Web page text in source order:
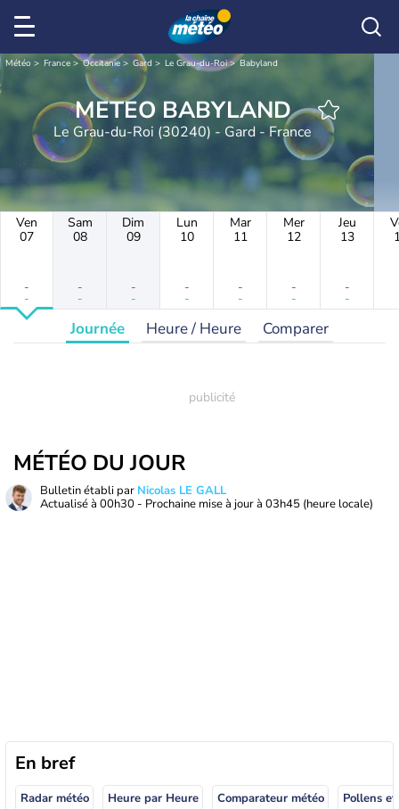
Météo France Occitanie Gard Le Grau-du-Roi Babyland
METEO BABYLAND
Le Grau-du-Roi (30240) - Gard - France
Ven
07
-
-
Sam
08
-
-
Dim
09
-
-
Lun
10
-
-
Mar
11
-
-
Mer
12
-
-
Jeu
13
-
-
Journée Heure / Heure Comparer
MÉTÉO DU JOUR
Bulletin établi par Nicolas LE GALL
Actualisé à 00h30 - Prochaine mise à jour à 03h45 (heure locale)
En bref
Radar météo Heure par Heure Comparateur météo Pollens